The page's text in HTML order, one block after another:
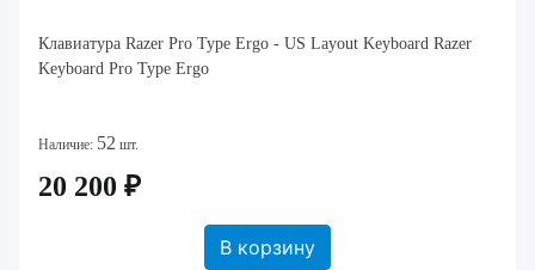
Клавиатура Razer Pro Type Ergo - US Layout Keyboard Razer
Keyboard Pro Type Ergo
Наличие: 52 шт.
20 200 ₽
В корзину